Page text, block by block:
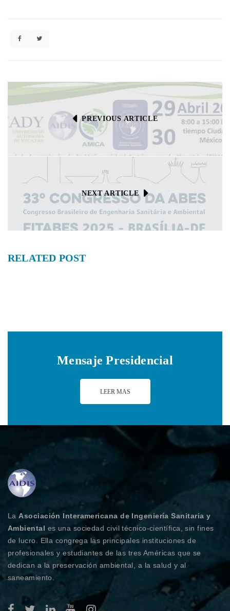
PREVIOUS ARTICLE
NEXT ARTICLE
RELATED POST
Mensaje Presidencial
LEER MAS
LaAsociación Interamericana de Ingeniería Sanitaria y
Ambiental es una sociedad civil técnico-científica, sin fines
de lucro. Ella congrega las principales instituciones de
profesionales y estudiantes de las tres Américas que se
dedican a la preservación ambiental, a la salud y al
saneamiento.